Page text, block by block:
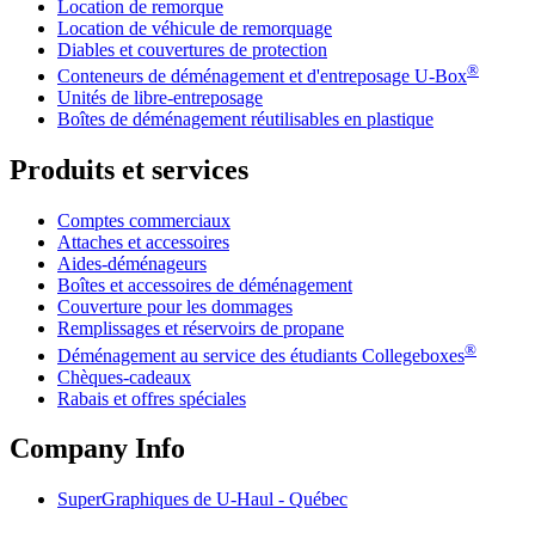
Location de remorque
Location de véhicule de remorquage
Diables et couvertures de protection
Conteneurs de déménagement et d'entreposage U-Box®
Unités de libre-entreposage
Boîtes de déménagement réutilisables en plastique
Produits et services
Comptes commerciaux
Attaches et accessoires
Aides-déménageurs
Boîtes et accessoires de déménagement
Couverture pour les dommages
Remplissages et réservoirs de propane
Déménagement au service des étudiants Collegeboxes®
Chèques-cadeaux
Rabais et offres spéciales
Company Info
SuperGraphiques de U-Haul - Québec